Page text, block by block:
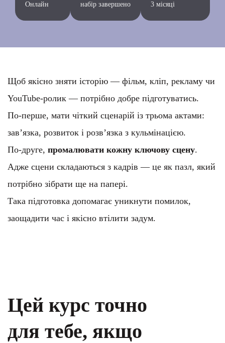
Онлайн набір завершено 3 місяці
Щоб якісно зняти історію — фільм, кліп, рекламу чи
YouTube-ролик — потрібно добре підготуватись.
По-перше, мати чіткий сценарій із трьома актами:
зав’язка, розвиток і розв’язка з кульмінацією.
По-друге, промалювати кожну ключову сцену.
Адже сцени складаються з кадрів — це як пазл, який
потрібно зібрати ще на папері.
Така підготовка допомагає уникнути помилок,
заощадити час і якісно втілити задум.
Цей курс точно
для тебе, якщо